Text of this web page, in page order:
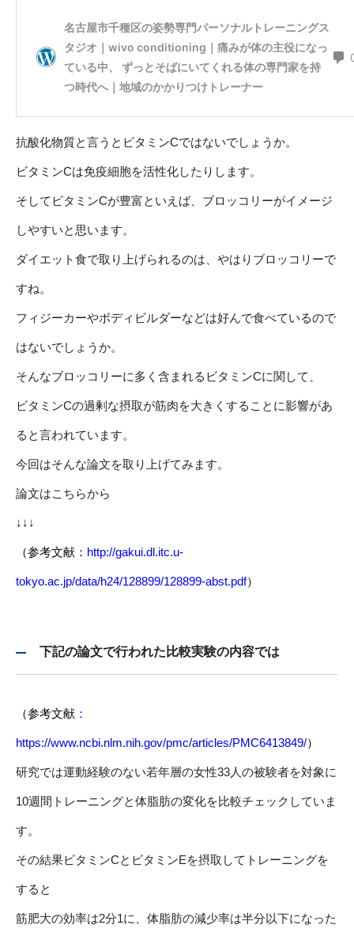
抗酸化物質と言うとビタミンCではないでしょうか。
ビタミンCは免疫細胞を活性化したりします。
そしてビタミンCが豊富といえば、ブロッコリーがイメージ
しやすいと思います。
ダイエット食で取り上げられるのは、やはりブロッコリーで
すね。
フィジーカーやボディビルダーなどは好んで食べているので
はないでしょうか。
そんなブロッコリーに多く含まれるビタミンCに関して、
ビタミンCの過剰な摂取が筋肉を大きくすることに影響があ
ると言われています。
今回はそんな論文を取り上げてみます。
論文はこちらから
↓↓↓
（参考文献： http://gakui.dl.itc.u-
tokyo.ac.jp/data/h24/128899/128899-abst.pdf）
下記の論文で行われた比較実験の内容では
（参考文献 ：
https://www.ncbi.nlm.nih.gov/pmc/articles/PMC6413849/）
研究では運動経験のない若年層の女性33人の被験者を対象に
10週間トレーニングと体脂肪の変化を比較チェックしていま
す。
その結果ビタミンCとビタミンEを摂取してトレーニングを
すると
筋肥大の効率は2分1に、体脂肪の減少率は半分以下になった